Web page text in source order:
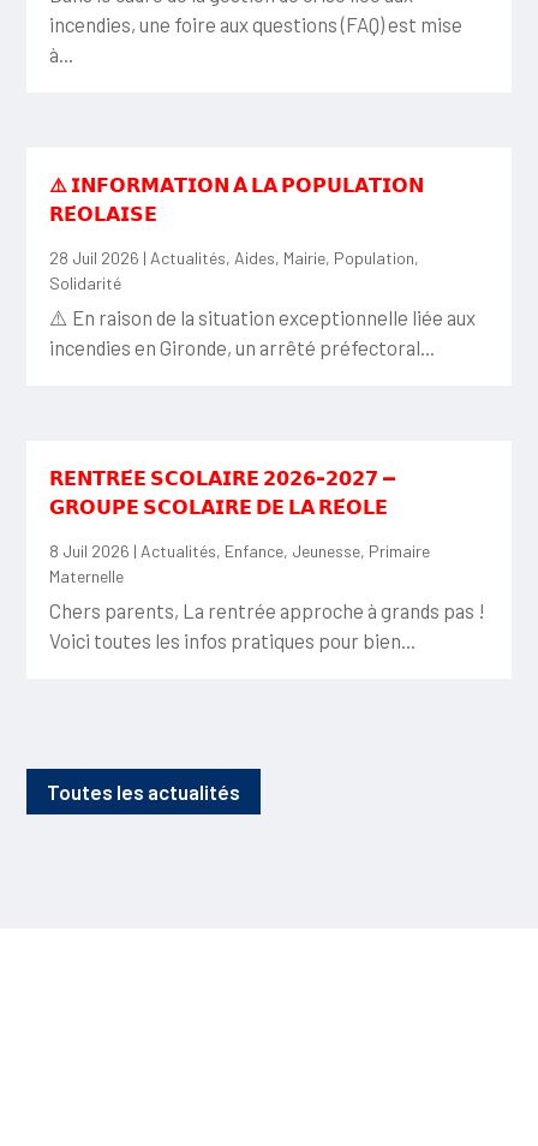
incendies, une foire aux questions (FAQ) est mise
à...
⚠️ 𝗜𝗡𝗙𝗢𝗥𝗠𝗔𝗧𝗜𝗢𝗡 𝗔̀ 𝗟𝗔 𝗣𝗢𝗣𝗨𝗟𝗔𝗧𝗜𝗢𝗡
𝗥𝗘́𝗢𝗟𝗔𝗜𝗦𝗘
28 Juil 2026 | Actualités, Aides, Mairie, Population,
Solidarité
⚠️ En raison de la situation exceptionnelle liée aux
incendies en Gironde, un arrêté préfectoral...
𝗥𝗘𝗡𝗧𝗥𝗘́𝗘 𝗦𝗖𝗢𝗟𝗔𝗜𝗥𝗘 𝟮𝟬𝟮𝟲-𝟮𝟬𝟮𝟳 —
𝗚𝗥𝗢𝗨𝗣𝗘 𝗦𝗖𝗢𝗟𝗔𝗜𝗥𝗘 𝗗𝗘 𝗟𝗔 𝗥𝗘́𝗢𝗟𝗘
8 Juil 2026 | Actualités, Enfance, Jeunesse, Primaire
Maternelle
Chers parents, La rentrée approche à grands pas !
Voici toutes les infos pratiques pour bien...
Toutes les actualités